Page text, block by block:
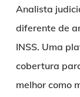
Analista
diferente de
INSS. Uma
cobertura
melhor como